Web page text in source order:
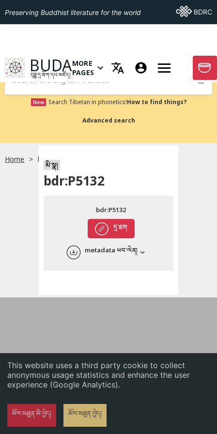
This website uses a third party cookie to collect
anonymous usage statistics and enhance the user
experience (Google Analytics).
མོས་མཐུན་མི་བྱེད། མོས་མཐུན་བྱེད།
English
Preserving Buddhist literature for the world Go ToBDRC
GO TO HOMEPAGE
BUDA
བུདྡྷ་དྲ་ཐོག་དཔེ་མཛོད།
OPEN MENU OF MORE PAGES
MORE
PAGES
GO
Submit
New Search Tibetan in phonetics!How to find things?
Advanced search
Home bdr:P5132
མི་སྣ།
bdr:P5132
དྲ་ཐག
bdr:P5132
metadata ཕབ་ལེན།